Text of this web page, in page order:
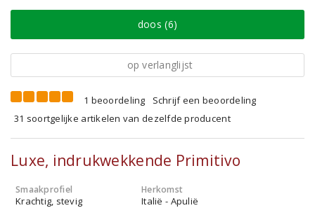
doos (6)
op verlanglijst
1 beoordeling
Schrijf een beoordeling
31 soortgelijke artikelen van dezelfde producent
Luxe, indrukwekkende Primitivo
Smaakprofiel
Krachtig, stevig
Herkomst
Italië - Apulië